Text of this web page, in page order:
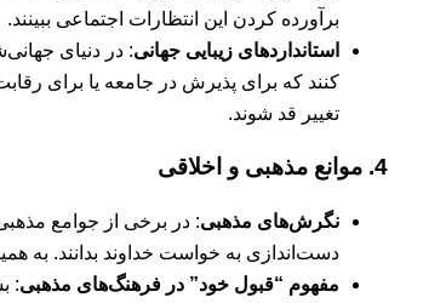
برآورده کردن این انتظارات اجتماعی ببینند.
استانداردهای زیبایی جهانی: در دنیای
کنند که برای پذیرش در جامعه یا برای
تغییر قد شوند.
4. موانع مذهبی و اخلاقی
نگرش‌های مذهبی: در برخی از جوامع
دست‌اندازی به خواست خداوند بدانند. به
مفهوم “قبول خود” در فرهنگ‌های مذهبی: